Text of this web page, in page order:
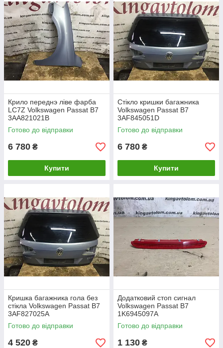
Крило переднэ ліве фарба
LC7Z Volkswagen Passat B7
3AA821021B
Готово до відправки
6 780 ₴
Купити
Стікло кришки багажника
Volkswagen Passat B7
3AF845051D
Готово до відправки
6 780 ₴
Купити
Кришка багажника гола без
стікла Volkswagen Passat B7
3AF827025A
Готово до відправки
4 520 ₴
Додатковий стоп сигнал
Volkswagen Passat B7
1K6945097A
Готово до відправки
1 130 ₴